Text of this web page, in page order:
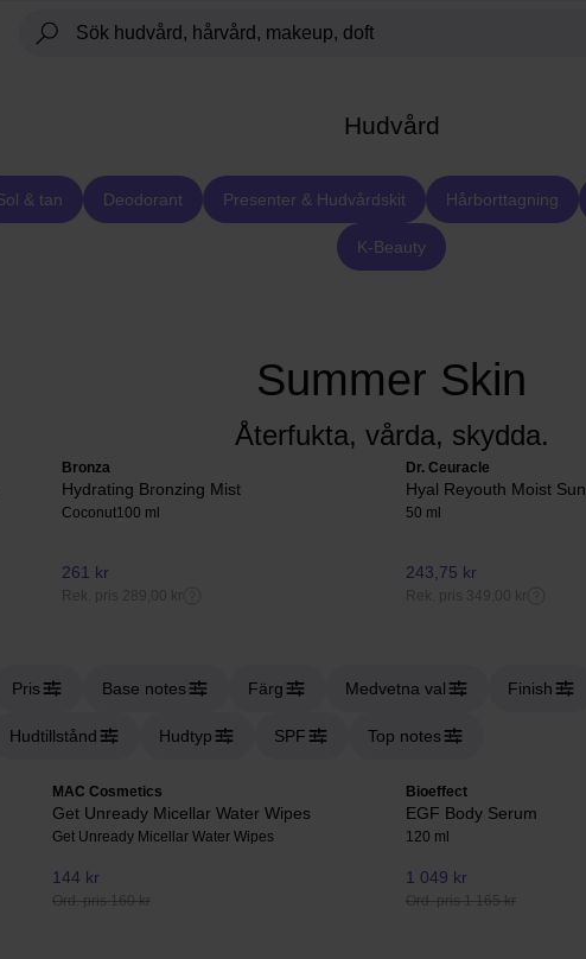
Hudvård
& tan Deodorant Presenter & Hudvårdskit Hårborttagning
K-Beauty
Summer Skin
Återfukta, vårda, skydda.
Bronza
Hydrating Bronzing Mist
Coconut100 ml
261 kr
Rek. pris 289,00 kr
Dr. Ceuracle
Hyal Reyouth Moist Sun
50 ml
243,75 kr
Rek. pris 349,00 kr
Pris Base notes Färg Medvetna val Finish
Hudtillstånd Hudtyp SPF Top notes
MAC Cosmetics
Get Unready Micellar Water Wipes
Get Unready Micellar Water Wipes
144 kr
Ord. pris 160 kr
Bioeffect
EGF Body Serum
120 ml
1 049 kr
Ord. pris 1 165 kr